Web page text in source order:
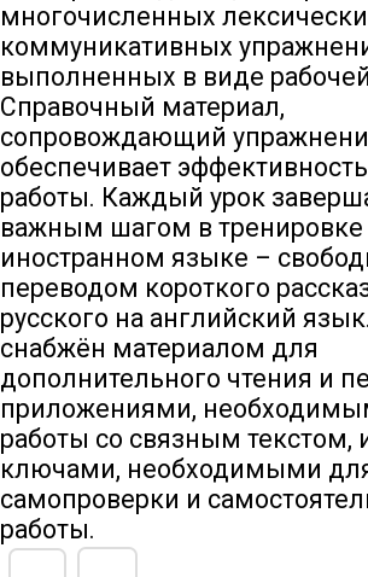
многочисленных
коммуникативных
выполненных в виде
Справочный материал,
сопровождающий
обеспечивает
работы. Каждый урок
важным шагом в тренировке
иностранном языке –
переводом короткого
русского на английский
снабжён материалом для
дополнительного чтения и
приложениями,
работы со связным текстом,
ключами, необходимыми
самопроверки и
работы.